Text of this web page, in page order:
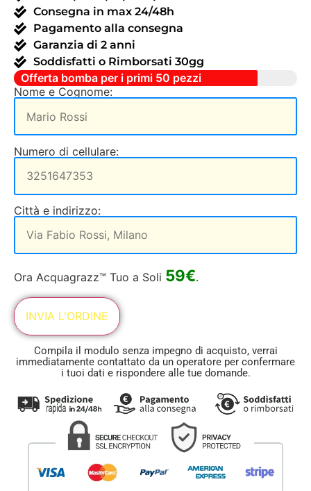
Consegna in max 24/48h
Pagamento alla consegna
Garanzia di 2 anni
Soddisfatti o Rimborsati 30gg
Offerta bomba per i primi 50 pezzi
Nome e Cognome:
Numero di cellulare:
Città e indirizzo:
Ora Acquagrazz™ Tuo a Soli 59€.
Compila il modulo senza impegno di acquisto, verrai
immediatamente contattato da un operatore per confermare
i tuoi dati e rispondere alle tue domande.